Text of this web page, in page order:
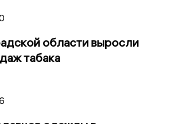
области выросли
табака